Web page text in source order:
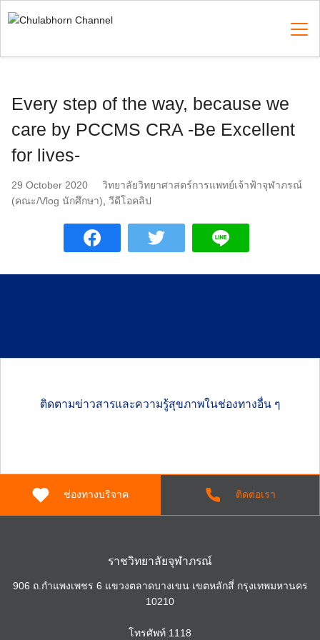
to
for:
Every step of the way, because we
care by PCCMS CRA -Be Excellent
for lives-
29 October 2020
วิทยาลัยวิทยาศาสตร์การแพทย์เจ้าฟ้าจุฬาภรณ์
(คณะ/Vlog นักศึกษา) วีดีโอคลิป
ติดตามข่าวสารและความรู้สุขภาพในช่องทางอื่น ๆ
ช่องทางบริจาค ติดต่อเรา
ราชวิทยาลัยจุฬาภรณ์
906 ถ.กำแพงเพชร 6 แขวงตลาดบางเขน เขตหลักสี่ กรุงเทพมหานคร
10210
โทรศัพท์ 1118